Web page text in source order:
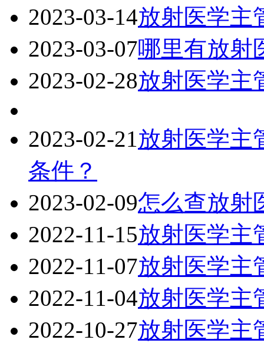
2023-03-14放射医学主
2023-03-07哪里有放射
2023-02-28放射医学主
2023-02-21放射医学主
条件？
2023-02-09怎么查放射
2022-11-15放射医学主
2022-11-07放射医学主
2022-11-04放射医学主
2022-10-27放射医学主